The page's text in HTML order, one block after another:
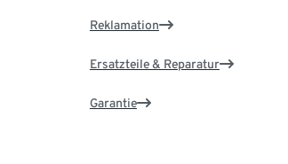
Reklamation
Ersatzteile & Reparatur
Garantie